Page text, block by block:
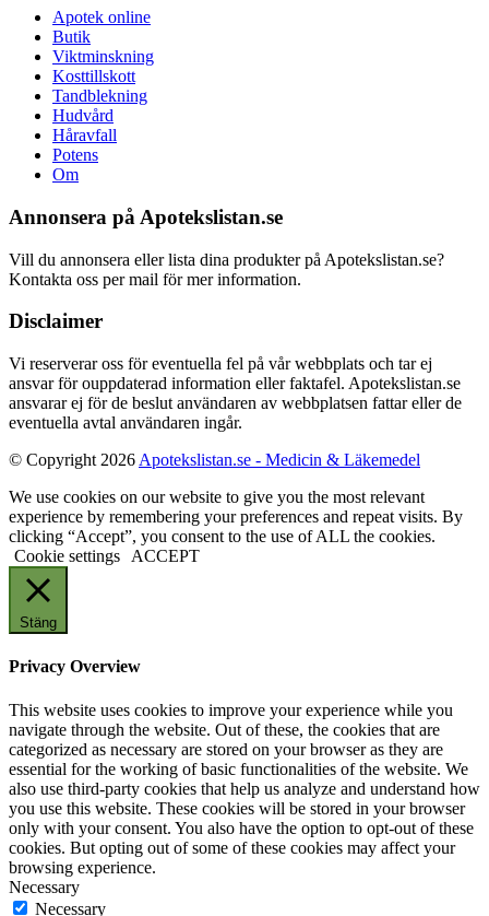
Apotek online
Butik
Viktminskning
Kosttillskott
Tandblekning
Hudvård
Håravfall
Potens
Om
Annonsera på Apotekslistan.se
Vill du annonsera eller lista dina produkter på Apotekslistan.se?
Kontakta oss per mail för mer information.
Disclaimer
Vi reserverar oss för eventuella fel på vår webbplats och tar ej
ansvar för ouppdaterad information eller faktafel. Apotekslistan.se
ansvarar ej för de beslut användaren av webbplatsen fattar eller de
eventuella avtal användaren ingår.
© Copyright 2026 Apotekslistan.se - Medicin & Läkemedel
We use cookies on our website to give you the most relevant
experience by remembering your preferences and repeat visits. By
clicking “Accept”, you consent to the use of ALL the cookies.
Cookie settings
ACCEPT
Stäng
Privacy Overview
This website uses cookies to improve your experience while you
navigate through the website. Out of these, the cookies that are
categorized as necessary are stored on your browser as they are
essential for the working of basic functionalities of the website. We
also use third-party cookies that help us analyze and understand how
you use this website. These cookies will be stored in your browser
only with your consent. You also have the option to opt-out of these
cookies. But opting out of some of these cookies may affect your
browsing experience.
Necessary
Necessary